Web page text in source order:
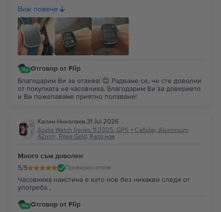
съвсем недоловими. По-важното за мен в случая беше
състоянието на батерията: 100% здраве!!! Препоръчвам
на всеки да вдъхне нов живот на използвана вече
техника!
Виж повече
Отговор от Flip
Благодарим Ви за отзива! 😊 Радваме се, че сте доволни
от покупката на часовника. Благодарим Ви за доверието
и Ви пожелаваме приятно ползване!
Калин Николаев,31 Jul 2026
Apple Watch Series 11 2025, GPS + Cellular, Aluminium
42mm, Rose Gold, Като нов
Много съм доволен
5/5 Проверен отзив
Часовника наистина е като нов без никакви следи от
употреба ,
Отговор от Flip